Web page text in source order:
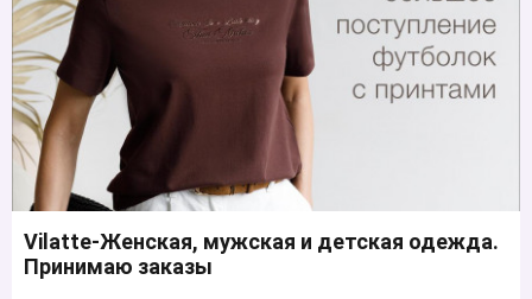
Vilatte-Женская, мужская и детская одежда.
Принимаю заказы